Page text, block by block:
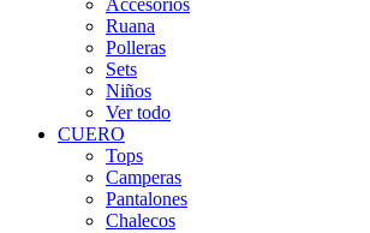
Accesorios
Ruana
Polleras
Sets
Niños
Ver todo
CUERO
Tops
Camperas
Pantalones
Chalecos